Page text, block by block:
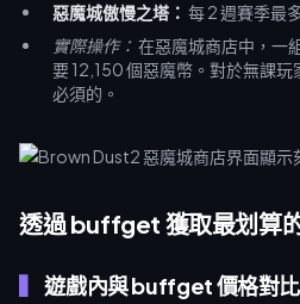
惡魔城傲慢之塔： 每 2 週賽季最
實際操作： 在惡魔城商店中，一
要 12,150 個惡魔幣。對於無課
必須的。
透過 buffget 獲取最划算
遊戲內與 buffget 價格對比